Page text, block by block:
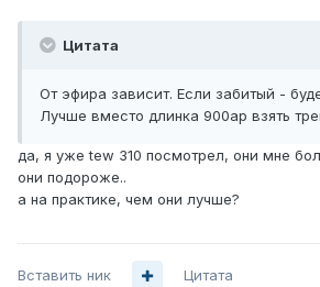
Цитата
От эфира зависит. Если забитый -
Лучше вместо длинка 900ap взять
да, я уже tew 310 посмотрел, они мне
они подороже..
а на практике, чем они лучше?
Вставить ник Цитата